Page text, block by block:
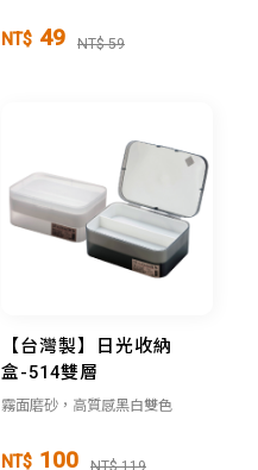
NT$ 49 NT$ 59
【台灣製】日光收納
盒-514雙層
霧面磨砂，高質感黑白雙色
NT$ 100 NT$ 119